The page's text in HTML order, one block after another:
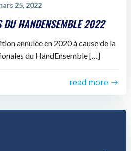
25, 2022
DU HANDENSEMBLE 2022
annulée en 2020 à cause de la
du HandEnsemble […]
read more